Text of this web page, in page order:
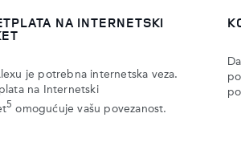
NA INTERNETSKI
je potrebna internetska veza.
na Internetski
5 omogućuje vašu povezanost.